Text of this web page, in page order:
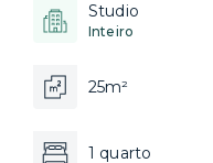
Studio
Inteiro
25m²
1 quarto